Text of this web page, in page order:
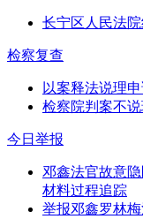
长宁区人民法
检察复查
以案释法说理申
检察院判案不
今日举报
邓鑫法官故意
材料过程追踪
举报邓鑫罗林